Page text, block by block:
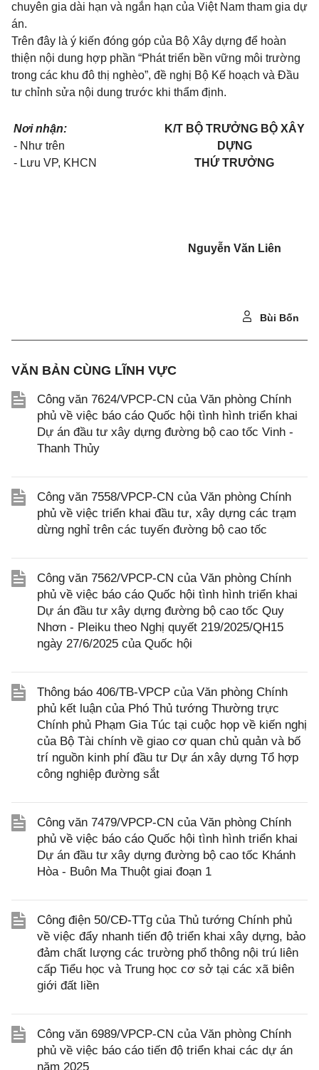
chuyên gia dài hạn và ngắn hạn của Việt Nam tham gia dự
án.
Trên đây là ý kiến đóng góp của Bộ Xây dựng để hoàn
thiện nội dung hợp phần “Phát triển bền vững môi trường
trong các khu đô thị nghèo”, đề nghị Bộ Kế hoạch và Đầu
tư chỉnh sửa nội dung trước khi thẩm định.
Nơi nhận:
- Như trên
- Lưu VP, KHCN
K/T BỘ TRƯỞNG BỘ XÂY
DỰNG
THỨ TRƯỞNG
Nguyễn Văn Liên
Bùi Bốn
VĂN BẢN CÙNG LĨNH VỰC
Công văn 7624/VPCP-CN của Văn phòng Chính
phủ về việc báo cáo Quốc hội tình hình triển khai
Dự án đầu tư xây dựng đường bộ cao tốc Vinh -
Thanh Thủy
Công văn 7558/VPCP-CN của Văn phòng Chính
phủ về việc triển khai đầu tư, xây dựng các trạm
dừng nghỉ trên các tuyến đường bộ cao tốc
Công văn 7562/VPCP-CN của Văn phòng Chính
phủ về việc báo cáo Quốc hội tình hình triển khai
Dự án đầu tư xây dựng đường bộ cao tốc Quy
Nhơn - Pleiku theo Nghị quyết 219/2025/QH15
ngày 27/6/2025 của Quốc hội
Thông báo 406/TB-VPCP của Văn phòng Chính
phủ kết luận của Phó Thủ tướng Thường trực
Chính phủ Phạm Gia Túc tại cuộc họp về kiến nghị
của Bộ Tài chính về giao cơ quan chủ quản và bố
trí nguồn kinh phí đầu tư Dự án xây dựng Tổ hợp
công nghiệp đường sắt
Công văn 7479/VPCP-CN của Văn phòng Chính
phủ về việc báo cáo Quốc hội tình hình triển khai
Dự án đầu tư xây dựng đường bộ cao tốc Khánh
Hòa - Buôn Ma Thuột giai đoạn 1
Công điện 50/CĐ-TTg của Thủ tướng Chính phủ
về việc đẩy nhanh tiến độ triển khai xây dựng, bảo
đảm chất lượng các trường phổ thông nội trú liên
cấp Tiểu học và Trung học cơ sở tại các xã biên
giới đất liền
Công văn 6989/VPCP-CN của Văn phòng Chính
phủ về việc báo cáo tiến độ triển khai các dự án
năm 2025